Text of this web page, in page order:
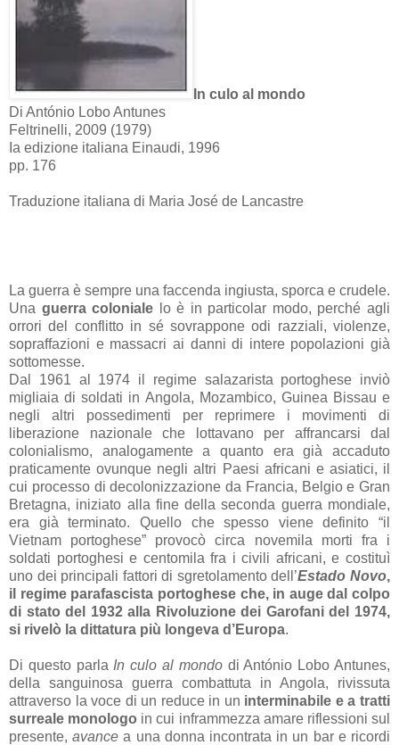
In culo al mondo
Di António Lobo Antunes
Feltrinelli, 2009 (1979)
Ia edizione italiana Einaudi, 1996
pp. 176
Traduzione italiana di Maria José de Lancastre
La guerra è sempre una faccenda ingiusta, sporca e crudele.
Una guerra coloniale lo è in particolar modo, perché agli
orrori del conflitto in sé sovrappone odi razziali, violenze,
sopraffazioni e massacri ai danni di intere popolazioni già
sottomesse.
Dal 1961 al 1974 il regime salazarista portoghese inviò
migliaia di soldati in Angola, Mozambico, Guinea Bissau e
negli altri possedimenti per reprimere i movimenti di
liberazione nazionale che lottavano per affrancarsi dal
colonialismo, analogamente a quanto era già accaduto
praticamente ovunque negli altri Paesi africani e asiatici, il
cui processo di decolonizzazione da Francia, Belgio e Gran
Bretagna, iniziato alla fine della seconda guerra mondiale,
era già terminato. Quello che spesso viene definito “il
Vietnam portoghese” provocò circa novemila morti fra i
soldati portoghesi e centomila fra i civili africani, e costituì
uno dei principali fattori di sgretolamento dell’Estado Novo,
il regime parafascista portoghese che, in auge dal colpo
di stato del 1932 alla Rivoluzione dei Garofani del 1974,
si rivelò la dittatura più longeva d’Europa.
Di questo parla In culo al mondodi António Lobo Antunes,
della sanguinosa guerra combattuta in Angola, rivissuta
attraverso la voce di un reduce in un interminabile e a tratti
surreale monologo in cui inframmezza amare riflessioni sul
presente,avance a una donna incontrata in un bar e ricordi